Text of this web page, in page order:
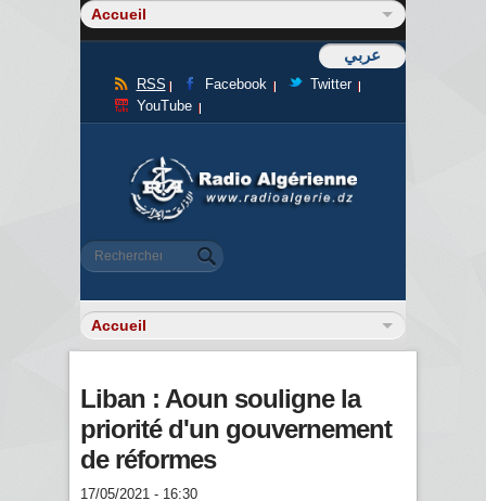
عربي
RSS Facebook
Twitter
YouTube
Formulaire de recherche
Rechercher
Liban : Aoun souligne la
priorité d'un gouvernement
de réformes
17/05/2021 - 16:30